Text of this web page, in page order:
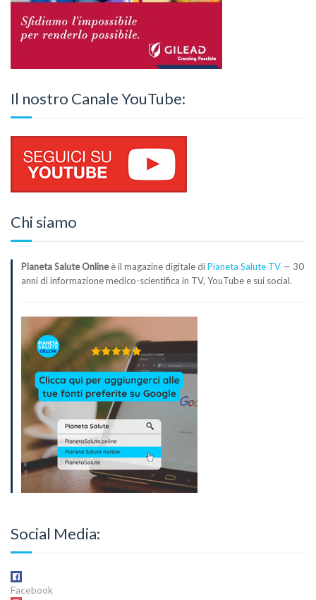
Il nostro Canale YouTube:
Chi siamo
Pianeta Salute Onlineè il magazine digitale diPianeta Salute TV — 30
anni di informazione medico-scientifica in TV, YouTube e sui social.
Social Media:
Facebook